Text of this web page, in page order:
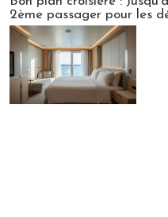
2ème passager pour les